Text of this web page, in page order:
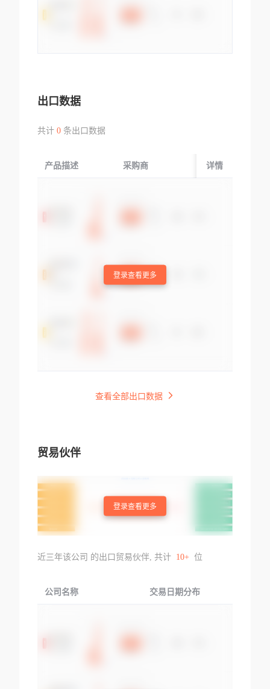
出口数据
共计 0条出口数据
产品描述 采购商 起运国/地区
详情
登录查看更多
查看全部出口数据
贸易伙伴
登录查看更多
近三年该公司 的出口贸易伙伴, 共计 10+ 位
公司名称 交易日期分布